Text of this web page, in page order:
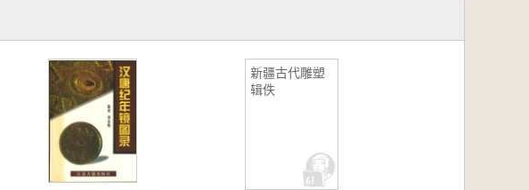
新疆古代雕塑
辑佚